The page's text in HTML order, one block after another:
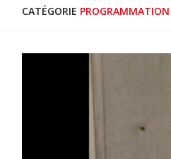
CATÉGORIE PROGRAMMATION